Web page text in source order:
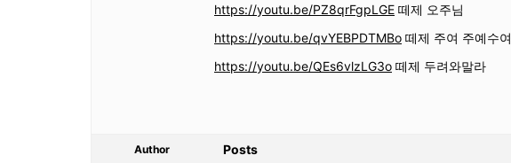
https://youtu.be/PZ8qrFgpLGE 떼제 오주님
https://youtu.be/qvYEBPDTMBo 떼제 주여 주예수여
https://youtu.be/QEs6vlzLG3o 떼제 두려와말라
Author Posts